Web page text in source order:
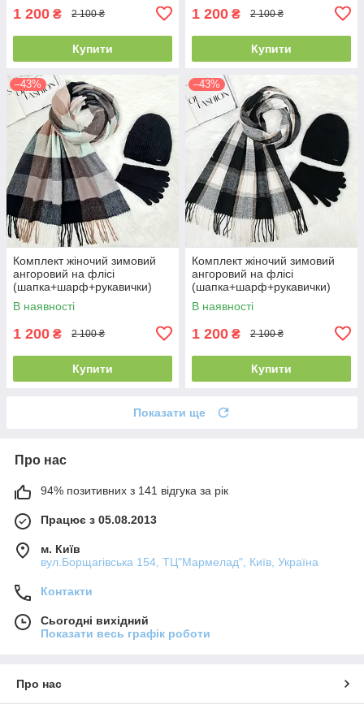
1 200 ₴ 2 100 ₴
Купити
1 200 ₴ 2 100 ₴
Купити
–43%
Комплект жіночий зимовий
ангоровий на флісі
(шапка+шарф+рукавички)
ODYSSEY 55-58 см
різнокольоровий 12815 -
В наявності
1 200 ₴ 2 100 ₴
Купити
–43%
Комплект жіночий зимовий
ангоровий на флісі
(шапка+шарф+рукавички)
ODYSSEY 55-58 см чорний
12815 - 8064 - 4185
В наявності
1 200 ₴ 2 100 ₴
Купити
Показати ще
Про нас
94% позитивних з 141 відгука за рік
Працює з 05.08.2013
м. Київ
вул.Борщагівська 154, ТЦ"Мармелад", Київ, Україна
Контакти
Сьогодні вихідний
Показати весь графік роботи
Про нас